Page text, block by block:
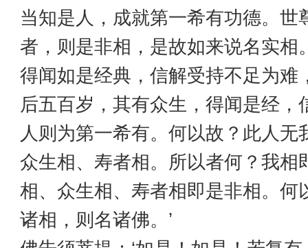
当知是人，成就第一希有功德。世
者，则是非相，是故如来说名实相
得闻如是经典，信解受持不足为难
后五百岁，其有众生，得闻是经，
人则为第一希有。何以故？此人无
众生相、寿者相。所以者何？我相
相、众生相、寿者相即是非相。何
诸相，则名诸佛。’